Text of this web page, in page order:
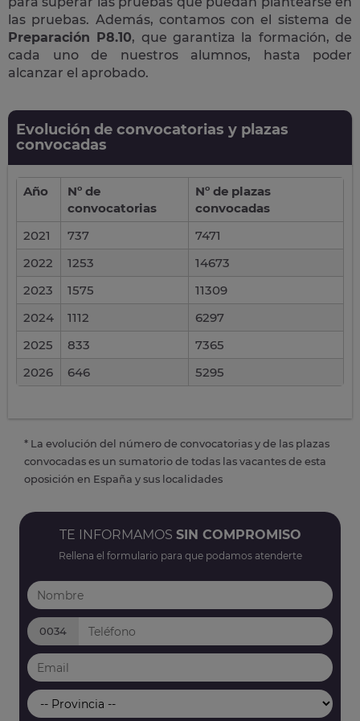
las pruebas. Además, contamos con el sistema de
Preparación P8.10, que garantiza la formación, de
cada uno de nuestros alumnos, hasta poder
alcanzar el aprobado.
Evolución de convocatorias y plazas
convocadas
Año
Nº de
convocatorias
Nº de plazas
convocadas
2021
737
7471
2022
1253
14673
2023
1575
11309
2024
1112
6297
2025
833
7365
2026
646 5295
* La evolución del número de convocatorias y de las plazas
convocadas es un sumatorio de todas las vacantes de esta
oposición en España y sus localidades
TE INFORMAMOS SIN COMPROMISO
Rellena el formulario para que podamos atenderte
0034